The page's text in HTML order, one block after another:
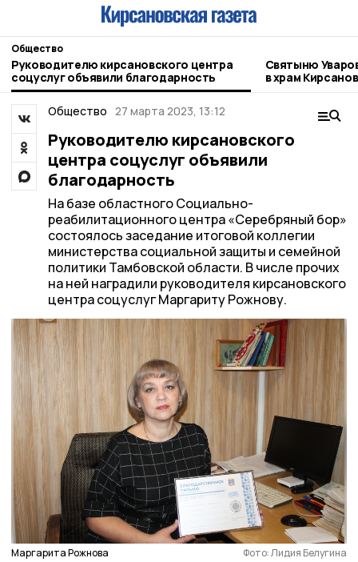
Общество
Руководителю кирсановского центра
соцуслуг объявили благодарность
Святыню
в храм
Общество 27 марта 2023, 13:12
Руководителю кирсановского
центра соцуслуг объявили
благодарность
На базе областного Социально-
реабилитационного центра «Серебряный бор»
состоялось заседание итоговой коллегии
министерства социальной защиты и семейной
политики Тамбовской области. В числе прочих
на ней наградили руководителя кирсановского
центра соцуслуг Маргариту Рожнову.
Маргарита Рожнова Фото: Лидия Белугина